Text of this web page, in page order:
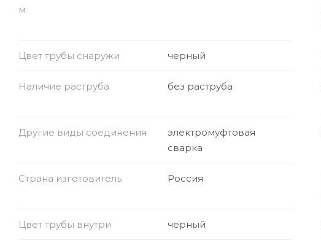
м
Цвет трубы снаружи черный
Наличие раструба без раструба
Другие виды соединения
электромуфтовая
сварка
Страна изготовитель Россия
Цвет трубы внутри черный